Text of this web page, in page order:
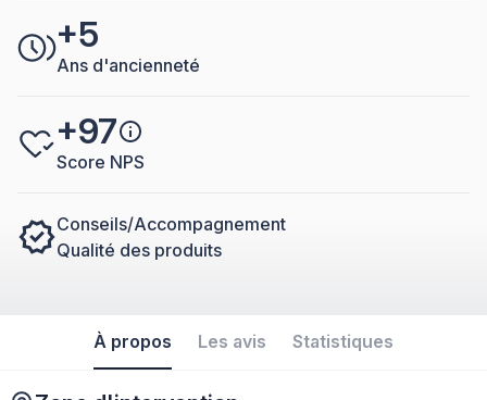
+5
Ans d'ancienneté
+97
Score NPS
Conseils/Accompagnement
Qualité des produits
À propos Les avis Statistiques